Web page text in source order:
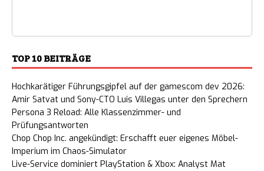
TOP 10 BEITRÄGE
Hochkarätiger Führungsgipfel auf der gamescom dev 2026:
Amir Satvat und Sony-CTO Luis Villegas unter den Sprechern
Persona 3 Reload: Alle Klassenzimmer- und
Prüfungsantworten
Chop Chop Inc. angekündigt: Erschafft euer eigenes Möbel-
Imperium im Chaos-Simulator
Live-Service dominiert PlayStation & Xbox: Analyst Mat